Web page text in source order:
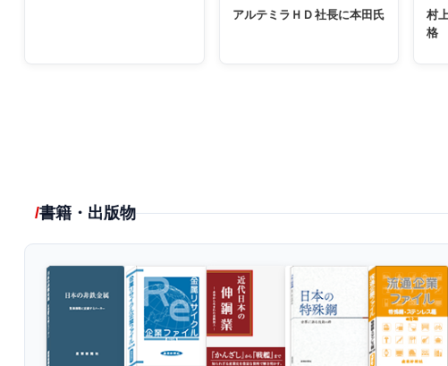
アルテミラＨＤ社長に本田氏
村
格
書籍・出版物